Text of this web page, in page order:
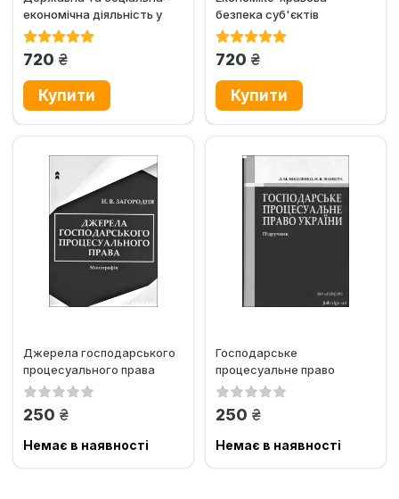
економічна діяльність у
забезпеченні
720 грн.
безпека суб'єктів
органічного
Підручник
720 грн.
Джерела господарського
процесуального права
250 грн.
Немає в наявності
Господарське
процесуальне право
України. Підручник
250 грн.
Немає в наявності